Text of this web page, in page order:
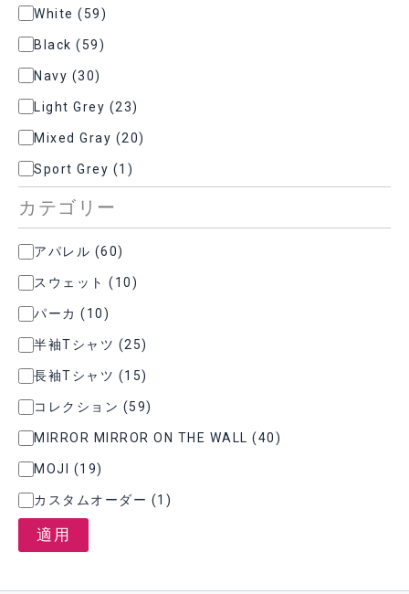
色White (59)
Black (59)
Navy (30)
Light Grey (23)
Mixed Gray (20)
Sport Grey (1 )
カテゴリー
カ
ー
アパレル (60)
スウェット ( 10)
パーカ ( 10)
半袖Tシャツ (25)
長袖Tシャツ (15)
コレクション (59)
MIRROR MIRROR ON THE WALL (40)
MOJI (19)
カスタムオーダー (1 )
適用